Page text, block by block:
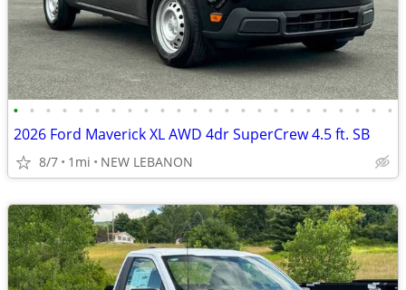
• • • • • • • • • • • • • • • • • • • • • • • •
2026 Ford Maverick XL AWD 4dr SuperCrew 4.5 ft. SB
8/7 1mi NEW LEBANON